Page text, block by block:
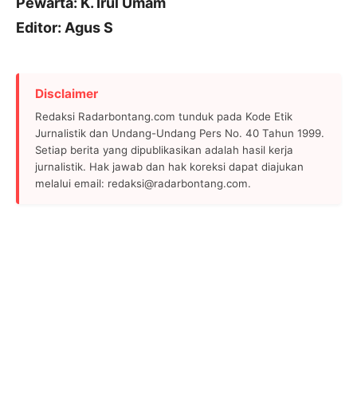
Editor: Agus S
Disclaimer
Redaksi Radarbontang.com tunduk pada Kode Etik
Jurnalistik dan Undang-Undang Pers No. 40 Tahun 1999.
Setiap berita yang dipublikasikan adalah hasil kerja
jurnalistik. Hak jawab dan hak koreksi dapat diajukan
melalui email: redaksi@radarbontang.com.